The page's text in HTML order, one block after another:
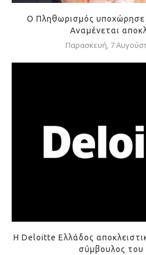
Ο Πληθωρισμός υποχώρησε
Αναμένεται
Παρασκευή, 7
Η Deloitte Ελλάδος
σύμβουλος του